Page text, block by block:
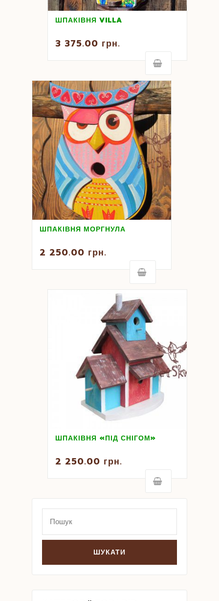
ШПАКІВНЯ VILLA
3 375.00 грн.
ШПАКІВНЯ МОРГНУЛА
2 250.00 грн.
ШПАКІВНЯ «ПІД СНІГОМ»
2 250.00 грн.
for: